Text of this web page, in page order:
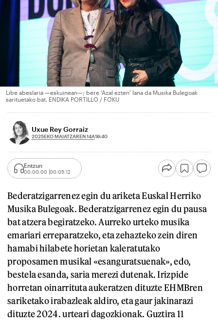
Libe abeslaria —eskuinean—; bere 'Azal ezten' lana da Musika Bulegoak
sarituetako bat. ENDIKA PORTILLO / FOKU
Uxue Rey Gorraiz
2025EKO MAIATZAREN 14A19:40
Entzun
00:00:00 00:05:12
Bederatzigarrenez egin du ariketa Euskal Herriko
Musika Bulegoak. Bederatzigarrenez egin du pausa
bat atzera begiratzeko. Aurreko urteko musika
emariari erreparatzeko, eta zehazteko zein diren
hamabi hilabete horietan kaleratutako
proposamen musikal «esanguratsuenak», edo,
bestela esanda, saria merezi dutenak. Irizpide
horretan oinarrituta aukeratzen dituzte EHMBren
sariketako irabazleak aldiro, eta gaur jakinarazi
dituzte 2024. urteari dagozkionak. Guztira 11